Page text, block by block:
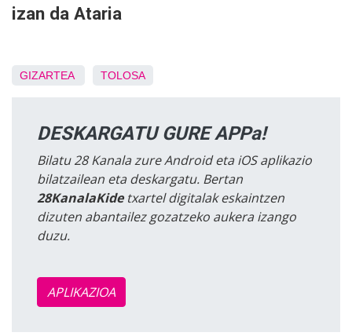
izan da Ataria
GIZARTEA TOLOSA
DESKARGATU GURE APPa!
Bilatu 28 Kanala zure Android eta iOS aplikazio
bilatzailean eta deskargatu. Bertan
28KanalaKidetxartel digitalak eskaintzen
dizuten abantailez gozatzeko aukera izango
duzu.
APLIKAZIOA